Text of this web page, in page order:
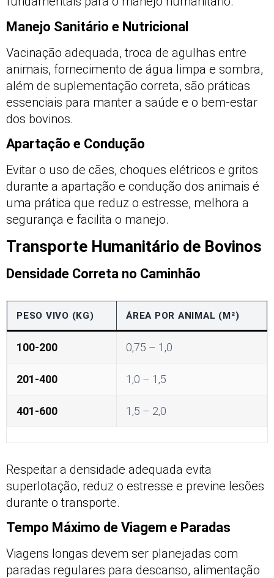
Manejo Sanitário e Nutricional
Vacinação adequada, troca de agulhas entre
animais, fornecimento de água limpa e sombra,
além de suplementação correta, são práticas
essenciais para manter a saúde e o bem-estar
dos bovinos.
Apartação e Condução
Evitar o uso de cães, choques elétricos e gritos
durante a apartação e condução dos animais é
uma prática que reduz o estresse, melhora a
segurança e facilita o manejo.
Transporte Humanitário de Bovinos
Densidade Correta no Caminhão
PESO VIVO (KG) ÁREA POR ANIMAL (M²)
100-200 0,75 – 1,0
201-400 1,0 – 1,5
401-600 1,5 – 2,0
Respeitar a densidade adequada evita
superlotação, reduz o estresse e previne lesões
durante o transporte.
Tempo Máximo de Viagem e Paradas
Viagens longas devem ser planejadas com
paradas regulares para descanso, alimentação